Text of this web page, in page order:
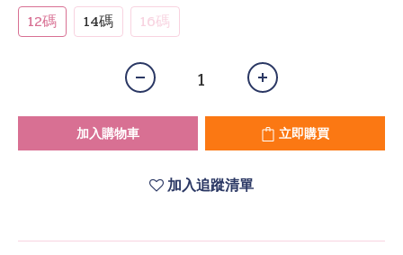
12碼 14碼 16碼
加入購物車 立即購買
加入追蹤清單